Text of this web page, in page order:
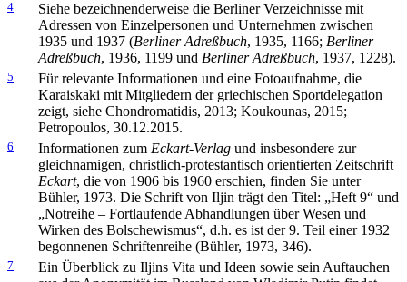
4
Siehe bezeichnenderweise die Berliner Verzeichnisse mit
Adressen von Einzelpersonen und Unternehmen zwischen
1935 und 1937 (Berliner Adreßbuch, 1935, 1166; Berliner
Adreßbuch, 1936, 1199 und Berliner Adreßbuch, 1937, 1228).
5
Für relevante Informationen und eine Fotoaufnahme, die
Karaiskaki mit Mitgliedern der griechischen Sportdelegation
zeigt, siehe Chondromatidis, 2013; Koukounas, 2015;
Petropoulos, 30.12.2015.
6 Informationen zum Eckart-Verlag und insbesondere zur
gleichnamigen, christlich-protestantisch orientierten Zeitschrift
Eckart, die von 1906 bis 1960 erschien, finden Sie unter
Bühler, 1973. Die Schrift von Iljin trägt den Titel: „Heft 9“ und
„Notreihe – Fortlaufende Abhandlungen über Wesen und
Wirken des Bolschewismus“, d.h. es ist der 9. Teil einer 1932
begonnenen Schriftenreihe (Bühler, 1973, 346).
7
Ein Überblick zu Iljins Vita und Ideen sowie sein Auftauchen